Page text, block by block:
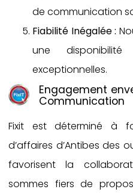
de communication
Fiabilité Inégalée :
une
exceptionnelles.
Engagement
Communication
Fixit est déterminé à
d’affaires d’Antibes des
favorisent la
sommes fiers de